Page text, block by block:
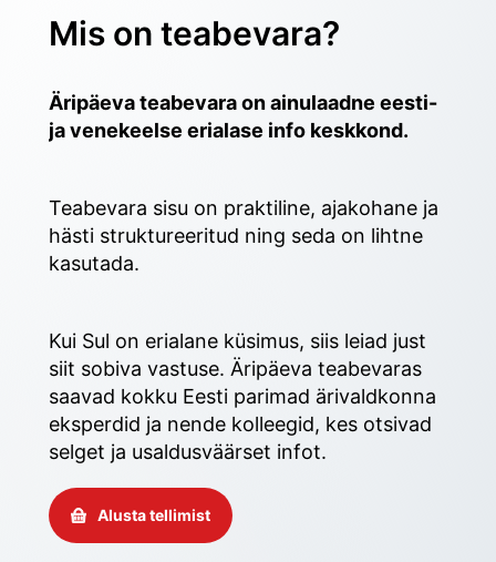
Mis on teabevara?
Äripäeva teabevara on ainulaadne eesti-
ja venekeelse erialase info keskkond.
Teabevara sisu on praktiline, ajakohane ja
hästi struktureeritud ning seda on lihtne
kasutada.
Kui Sul on erialane küsimus, siis leiad just
siit sobiva vastuse. Äripäeva teabevaras
saavad kokku Eesti parimad ärivaldkonna
eksperdid ja nende kolleegid, kes otsivad
selget ja usaldusväärset infot.
Alusta tellimist